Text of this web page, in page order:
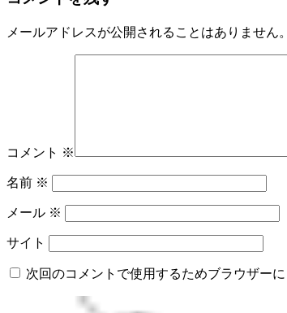
メールアドレスが公開されることはありません。
コメント ※
名前 ※
メール ※
サイト
次回のコメントで使用するためブラウザー